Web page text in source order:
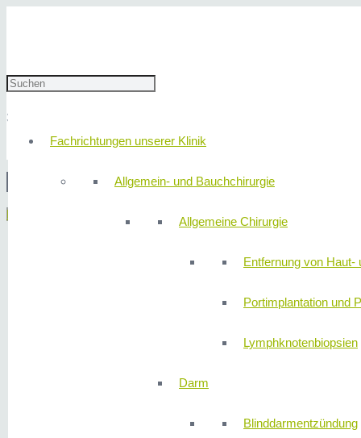
Fachrichtungen unserer Klinik
Allgemein- und Bauchchirurgie
Allgemeine Chirurgie
Entfernung von Haut-
Portimplantation und
Lymphknotenbiopsien
Darm
Blinddarmentzündung
Klinik310-21
30. Mai 2023
Menü